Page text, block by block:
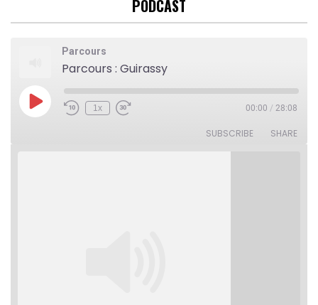
PODCAST
Parcours
Parcours : Guirassy
Play
Episode
Rewind
1x
Fast
00:00 / 28:08
SUBSCRIBE SHARE